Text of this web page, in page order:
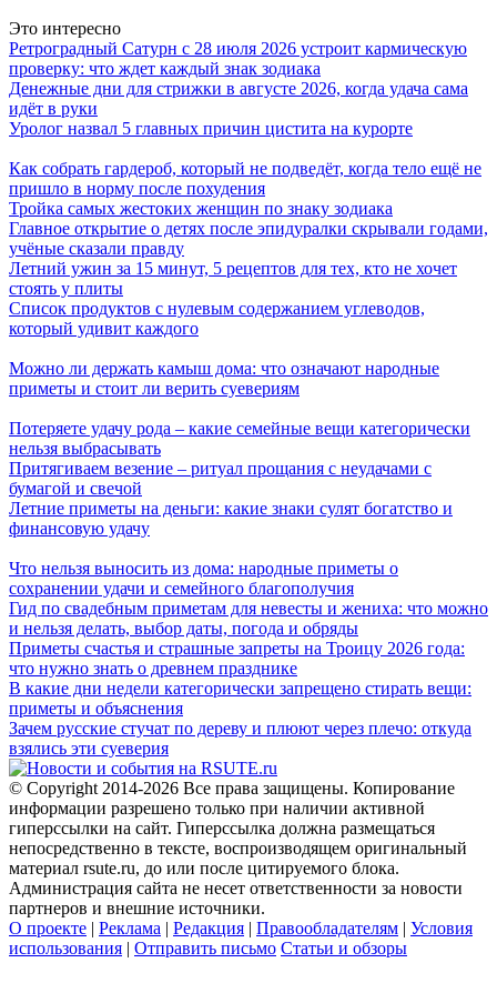
Это интересно
Ретроградный Сатурн с 28 июля 2026 устроит кармическую
проверку: что ждет каждый знак зодиака
Денежные дни для стрижки в августе 2026, когда удача сама
идёт в руки
Уролог назвал 5 главных причин цистита на курорте
Как собрать гардероб, который не подведёт, когда тело ещё не
пришло в норму после похудения
Тройка самых жестоких женщин по знаку зодиака
Главное открытие о детях после эпидуралки скрывали годами,
учёные сказали правду
Летний ужин за 15 минут, 5 рецептов для тех, кто не хочет
стоять у плиты
Список продуктов с нулевым содержанием углеводов,
который удивит каждого
Можно ли держать камыш дома: что означают народные
приметы и стоит ли верить суевериям
Потеряете удачу рода – какие семейные вещи категорически
нельзя выбрасывать
Притягиваем везение – ритуал прощания с неудачами с
бумагой и свечой
Летние приметы на деньги: какие знаки сулят богатство и
финансовую удачу
Что нельзя выносить из дома: народные приметы о
сохранении удачи и семейного благополучия
Гид по свадебным приметам для невесты и жениха: что можно
и нельзя делать, выбор даты, погода и обряды
Приметы счастья и страшные запреты на Троицу 2026 года:
что нужно знать о древнем празднике
В какие дни недели категорически запрещено стирать вещи:
приметы и объяснения
Зачем русские стучат по дереву и плюют через плечо: откуда
взялись эти суеверия
© Copyright 2014-2026 Все права защищены. Копирование
информации разрешено только при наличии активной
гиперссылки на сайт. Гиперссылка должна размещаться
непосредственно в тексте, воспроизводящем оригинальный
материал rsute.ru, до или после цитируемого блока.
Администрация сайта не несет ответственности за новости
партнеров и внешние источники.
О проекте | Реклама | Редакция | Правообладателям | Условия
использования | Отправить письмо Статьи и обзоры